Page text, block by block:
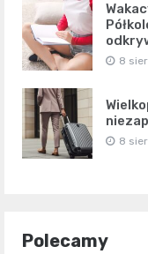
8
8
Polecamy